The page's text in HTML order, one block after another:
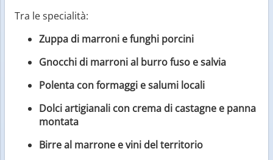
Tra le specialità:
Zuppa di marroni e funghi porcini
Gnocchi di marroni al burro fuso e salvia
Polenta con formaggi e salumi locali
Dolci artigianali con crema di castagne e panna
montata
Birre al marrone e vini del territorio